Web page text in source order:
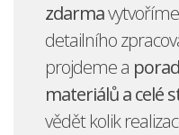
zdarma
detailního
projdeme a
materiálů a celé
vědět kolik